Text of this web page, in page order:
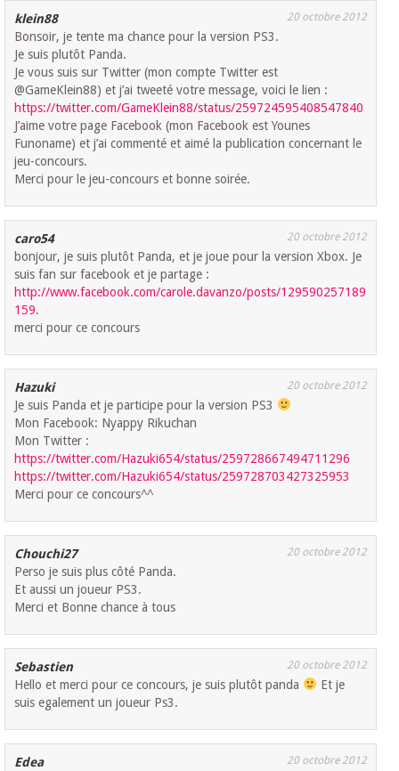
klein88 20 octobre 2012
Bonsoir, je tente ma chance pour la version PS3.
Je suis plutôt Panda.
Je vous suis sur Twitter (mon compte Twitter est
@GameKlein88) et j’ai tweeté votre message, voici le lien :
https://twitter.com/GameKlein88/status/259724595408547840
J’aime votre page Facebook (mon Facebook est Younes
Funoname) et j’ai commenté et aimé la publication concernant le
jeu-concours.
Merci pour le jeu-concours et bonne soirée.
caro54 20 octobre 2012
bonjour, je suis plutôt Panda, et je joue pour la version Xbox. Je
suis fan sur facebook et je partage :
http://www.facebook.com/carole.davanzo/posts/129590257189
159.
merci pour ce concours
Hazuki 20 octobre 2012
Je suis Panda et je participe pour la version PS3
Mon Facebook: Nyappy Rikuchan
Mon Twitter :
https://twitter.com/Hazuki654/status/259728667494711296
https://twitter.com/Hazuki654/status/259728703427325953
Merci pour ce concours^^
Chouchi27 20 octobre 2012
Perso je suis plus côté Panda.
Et aussi un joueur PS3.
Merci et Bonne chance à tous
Sebastien 20 octobre 2012
Hello et merci pour ce concours, je suis plutôt panda
Et je
suis egalement un joueur Ps3.
Edea 20 octobre 2012